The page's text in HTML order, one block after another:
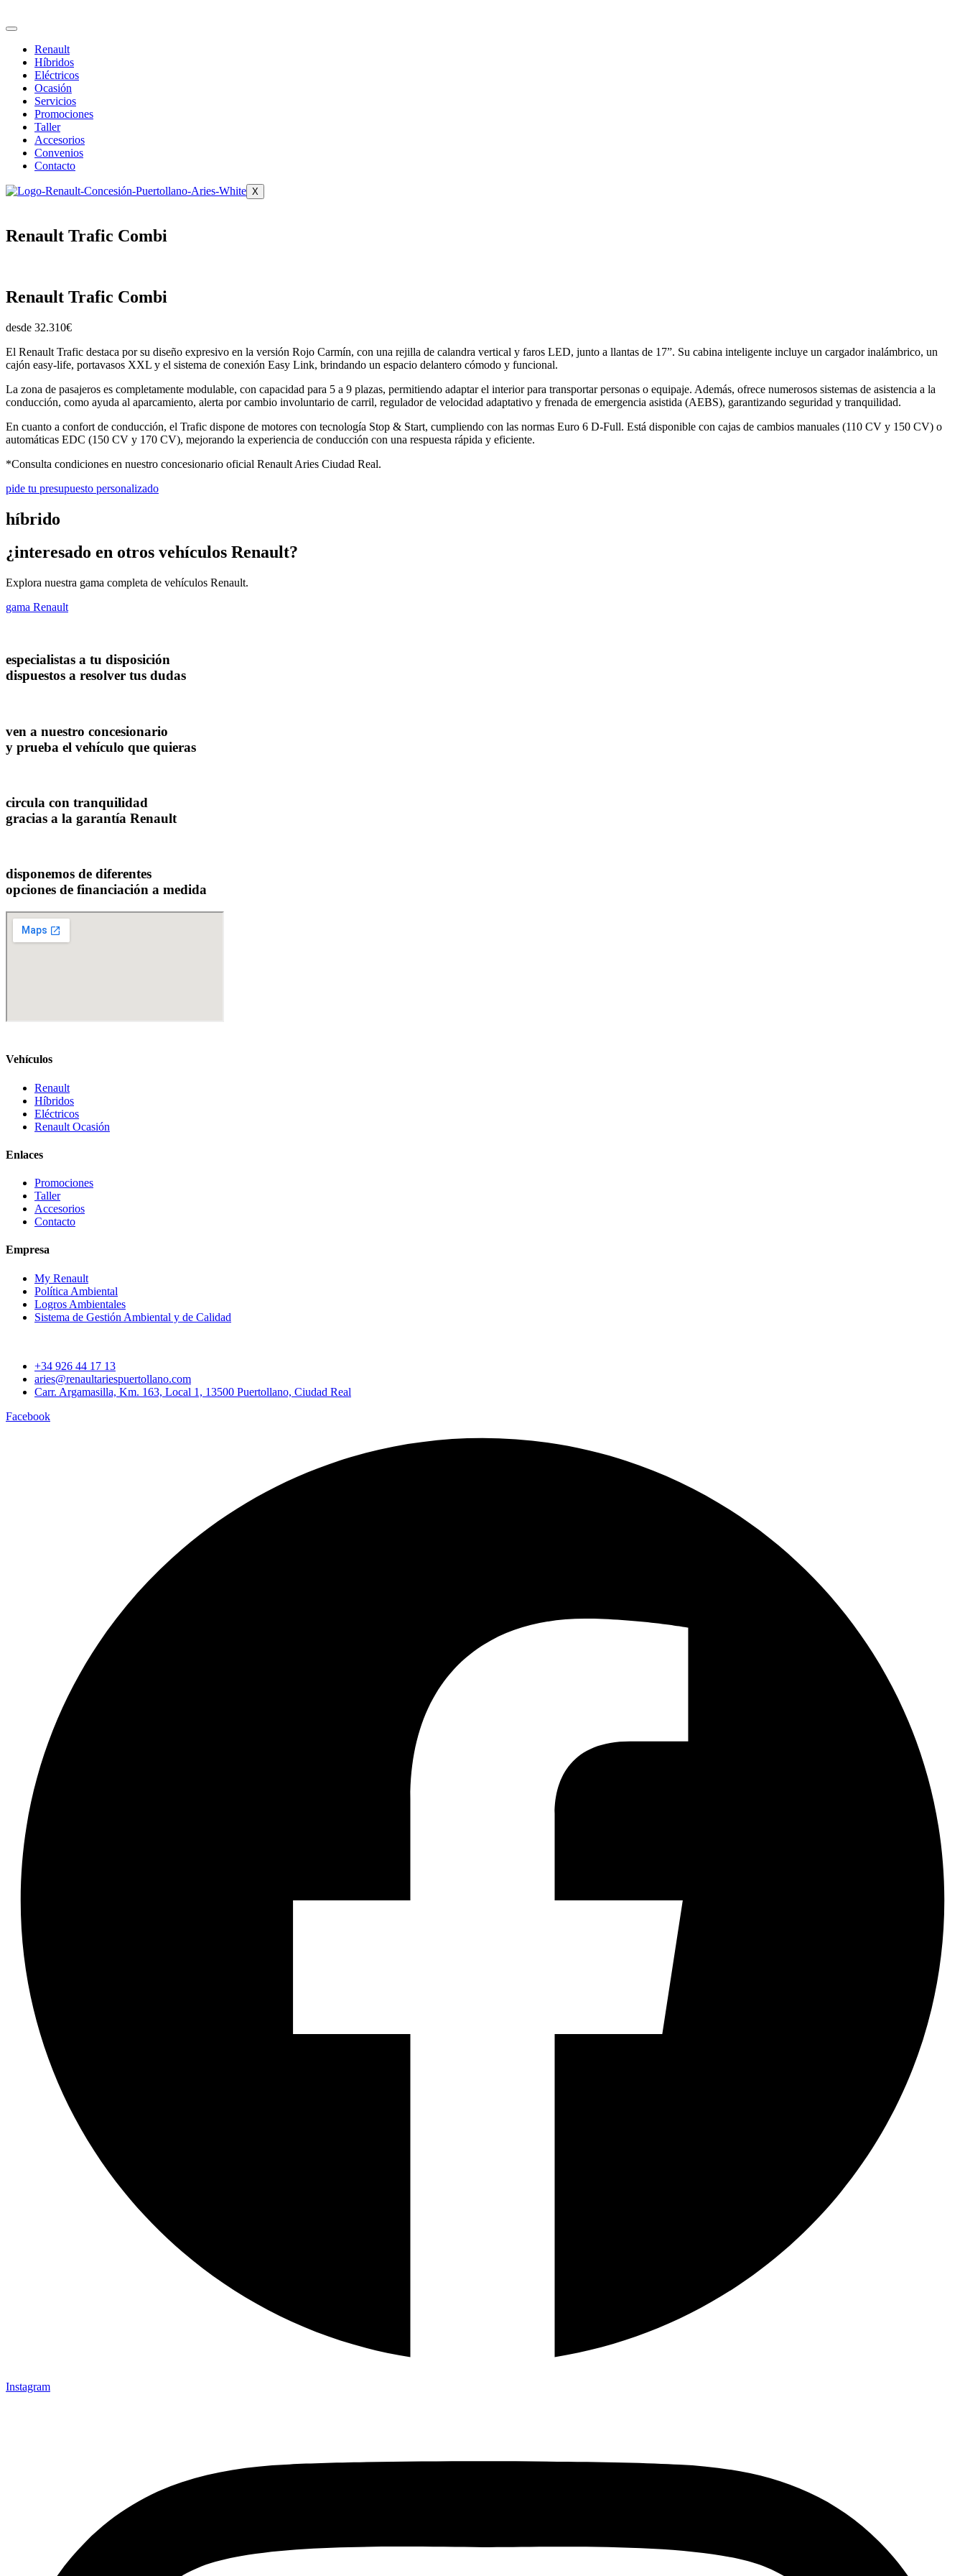
al
Renault
Híbridos
Eléctricos
Ocasión
Servicios
Promociones
Taller
Accesorios
Convenios
Contacto
X
Renault Trafic Combi
Renault Trafic Combi
desde 32.310€
El Renault Trafic destaca por su diseño expresivo en la versión Rojo Carmín, con una rejilla de calandra vertical y faros LED, junto a llantas de 17”. Su cabina inteligente incluye un cargador inalámbrico, un
cajón easy-life, portavasos XXL y el sistema de conexión Easy Link, brindando un espacio delantero cómodo y funcional.
La zona de pasajeros es completamente modulable, con capacidad para 5 a 9 plazas, permitiendo adaptar el interior para transportar personas o equipaje. Además, ofrece numerosos sistemas de asistencia a la
conducción, como ayuda al aparcamiento, alerta por cambio involuntario de carril, regulador de velocidad adaptativo y frenada de emergencia asistida (AEBS), garantizando seguridad y tranquilidad.
En cuanto a confort de conducción, el Trafic dispone de motores con tecnología Stop & Start, cumpliendo con las normas Euro 6 D-Full. Está disponible con cajas de cambios manuales (110 CV y 150 CV) o
automáticas EDC (150 CV y 170 CV), mejorando la experiencia de conducción con una respuesta rápida y eficiente.
*Consulta condiciones en nuestro concesionario oficial Renault Aries Ciudad Real.
pide tu presupuesto personalizado
híbrido
¿interesado en otros vehículos Renault?
Explora nuestra gama completa de vehículos Renault.
gama Renault
especialistas a tu disposición
dispuestos a resolver tus dudas
ven a nuestro concesionario
y prueba el vehículo que quieras
circula con tranquilidad
gracias a la garantía Renault
disponemos de diferentes
opciones de financiación a medida
Vehículos
Renault
Híbridos
Eléctricos
Renault Ocasión
Enlaces
Promociones
Taller
Accesorios
Contacto
Empresa
My Renault
Política Ambiental
Logros Ambientales
Sistema de Gestión Ambiental y de Calidad
+34 926 44 17 13
aries@renaultariespuertollano.com
Carr. Argamasilla, Km. 163, Local 1, 13500 Puertollano, Ciudad Real
Facebook
Instagram